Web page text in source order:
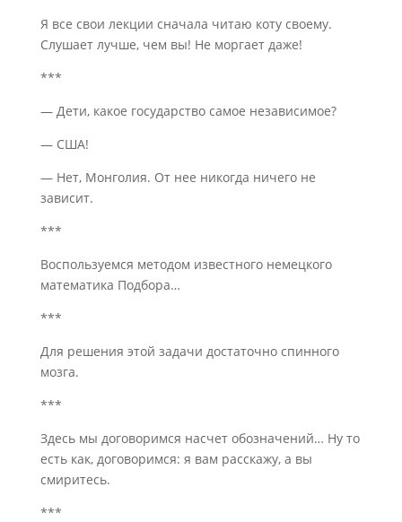
Я все свои лекции сначала читаю коту своему.
Слушает лучше, чем вы! Не моргает даже!
***
— Дети, какое государство самое независимое?
— США!
— Нет, Монголия. От нее никогда ничего не
зависит.
***
Воспользуемся методом известного немецкого
математика Подбора…
***
Для решения этой задачи достаточно спинного
мозга.
***
Здесь мы договоримся насчет обозначений… Ну то
есть как, договоримся: я вам расскажу, а вы
смиритесь.
***